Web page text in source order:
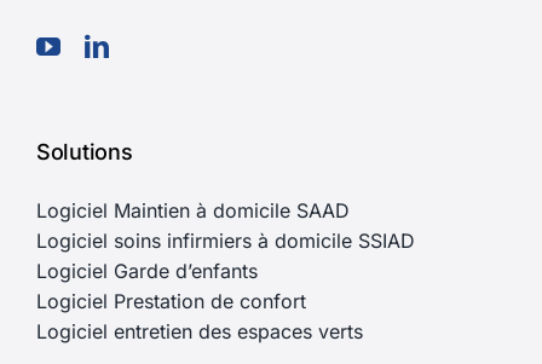
Solutions
Logiciel Maintien à domicile SAAD
Logiciel soins infirmiers à domicile SSIAD
Logiciel Garde d’enfants
Logiciel Prestation de confort
Logiciel entretien des espaces verts